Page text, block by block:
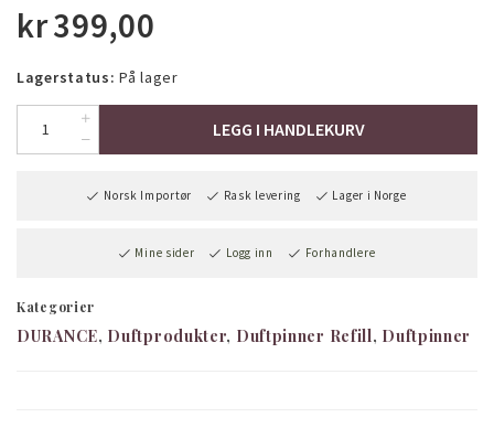
kr399,00
Lagerstatus: På lager
LEGG I HANDLEKURV
Norsk Importør Rask levering Lager i Norge
Mine sider Logg inn Forhandlere
Kategorier
DURANCE Duftprodukter Duftpinner Refill Duftpinner